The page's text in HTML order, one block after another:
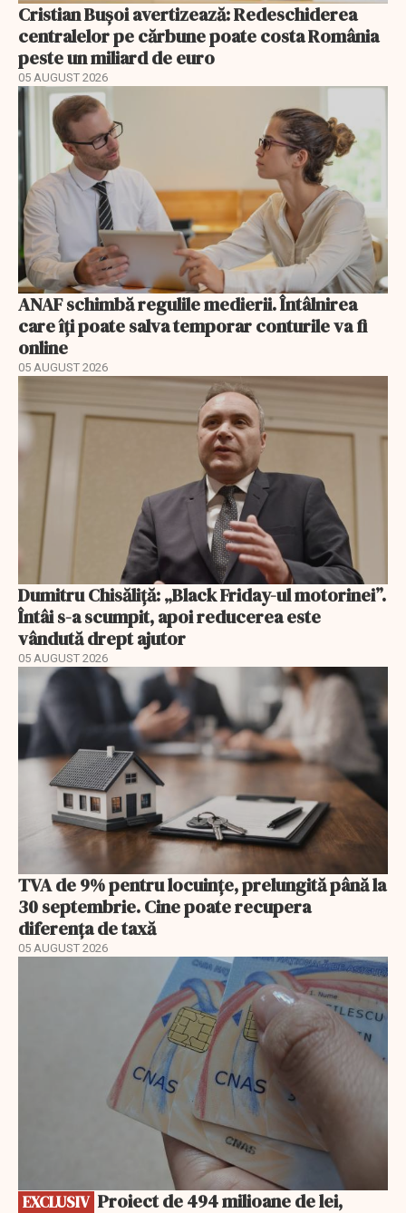
Cristian Bușoi avertizează: Redeschiderea
centralelor pe cărbune poate costa România
peste un miliard de euro
05 AUGUST 2026
ANAF schimbă regulile medierii. Întâlnirea
care îți poate salva temporar conturile va fi
online
05 AUGUST 2026
Dumitru Chisăliță: „Black Friday-ul motorinei”.
Întâi s-a scumpit, apoi reducerea este
vândută drept ajutor
05 AUGUST 2026
TVA de 9% pentru locuințe, prelungită până la
30 septembrie. Cine poate recupera
diferența de taxă
05 AUGUST 2026
EXCLUSIV